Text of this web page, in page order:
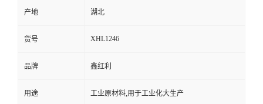
产地 湖北
货号 XHL1246
品牌 鑫红利
用途 工业原材料,用于工业化大生产